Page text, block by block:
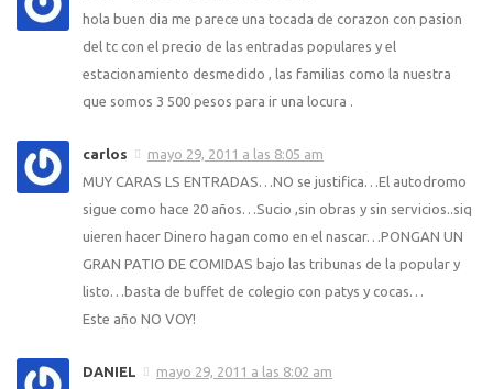
hola buen dia me parece una tocada de corazon con pasion
del tc con el precio de las entradas populares y el
estacionamiento desmedido , las familias como la nuestra
que somos 3 500 pesos para ir una locura .
carlos
mayo 29, 2011 a las 8:05 am
MUY CARAS LS ENTRADAS…NO se justifica…El autodromo
sigue como hace 20 años…Sucio ,sin obras y sin servicios..siq
uieren hacer Dinero hagan como en el nascar…PONGAN UN
GRAN PATIO DE COMIDAS bajo las tribunas de la popular y
listo…basta de buffet de colegio con patys y cocas…
Este año NO VOY!
DANIEL
mayo 29, 2011 a las 8:02 am